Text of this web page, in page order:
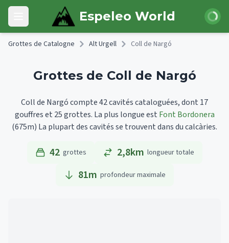
Skip to main content
Open main menu Espeleo World
Grottes de Catalogne Alt Urgell Coll de Nargó
Grottes de Coll de Nargó
Coll de Nargó compte 42 cavités cataloguées, dont 17
gouffres et 25 grottes. La plus longue est Font Bordonera
(675m) La plupart des cavités se trouvent dans du calcàries.
42 grottes 2,8km longueur totale
81m profondeur maximale